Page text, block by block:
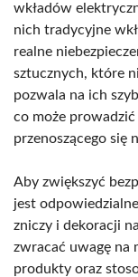
wkładów
nich tradycyjne
realne
sztucznych, które
pozwala na ich
co może
przenoszącego się
Aby zwiększyć
jest
zniczy i dekoracji
zwracać uwagę na
produkty oraz